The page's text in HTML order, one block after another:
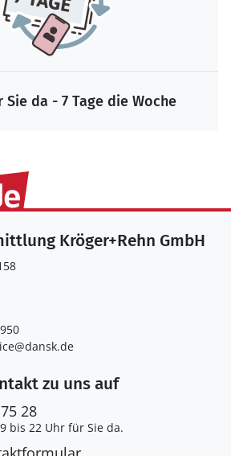
da - 7 Tage die Woche
Kröger+Rehn GmbH
zu uns auf
28
bis 22 Uhr für Sie da.